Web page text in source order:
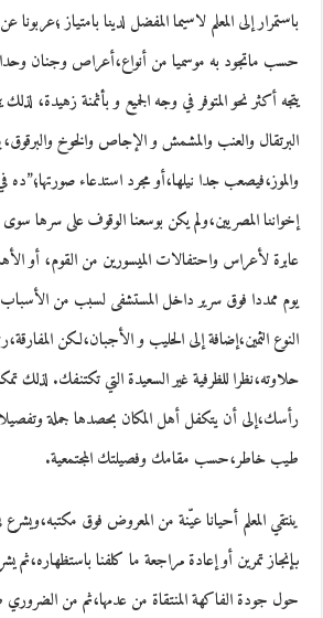
باستمرار إلى المعلم لاسيما المفضل لدينا بامتياز
حسب ماتجود به موسميا من أنواع،أعراص وجنان
يتجه أكثر نحو المتوفر في وجه الجميع و بأثمنة زهيدة،
البرتقال والعنب والمشمش و الإجاص والخوخ
والموز،فيصعب جدا نيلها،أو مجرد استدعاء
إخواننا المصريين،ولم يكن بوسعنا الوقوف على سرها
عابرة لأعراس واحتفالات الميسورين من القوم،
يوم ممددا فوق سرير داخل المستشفى لسبب من
النوع الثمين،إضافة إلى الحليب و الأجبان،لكن
حلاوته،نظرا للظرفية غير السعيدة التي تكتنفك. لذلك
رأسك،إلى أن يتكفل أهل المكان بحصدها جملة
طيب خاطر،حسب مقامك وفصيلتك المجتمعية.
ينتقي المعلم أحيانا عيّنة من المعروض فوق مكتبه،ويشرع
بإنجاز تمرين أو إعادة مراجعة ما كلفنا
حول جودة الفاكهة المنتقاة من عدمها،ثم من